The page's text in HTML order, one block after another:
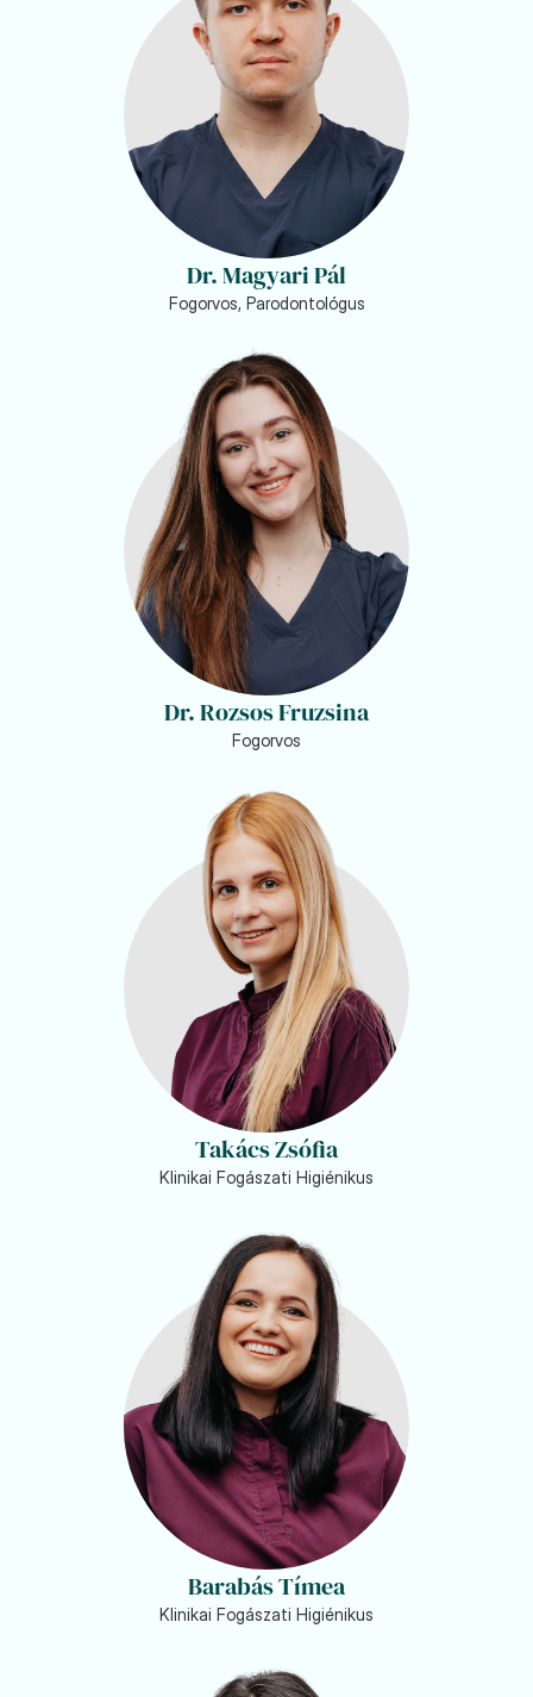
Dr. Magyari Pál
Fogorvos, Parodontológus
Dr. Rozsos Fruzsina
Fogorvos
Takács Zsófia
Klinikai Fogászati Higiénikus
Barabás Tímea
Klinikai Fogászati Higiénikus